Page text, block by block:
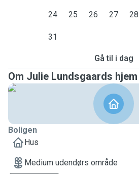
24 25 26 27 28
31
Gå til i dag
Om Julie Lundsgaards hjem
Boligen
Hus
Medium udendørs område